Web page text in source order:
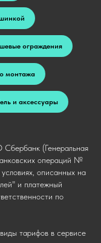
ограждения
монтажа
и аксессуары
(Генеральная
операций №
описанных на
и платежный
по
тарифов в сервисе